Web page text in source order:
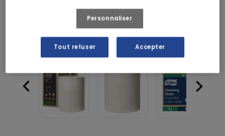
 
Personnaliser
Tout refuser Accepter